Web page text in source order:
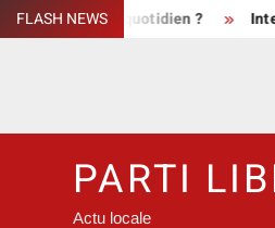
Skip
to
FLASH NEWS
au quotidien ? Inter de
PARTI
Actu locale